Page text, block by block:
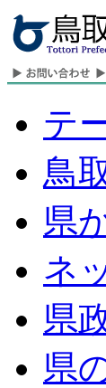
テ
鳥
県
ネ
県
県